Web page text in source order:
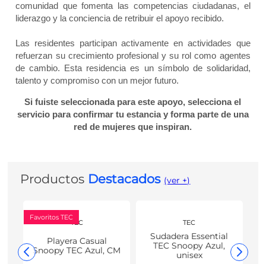
comunidad que fomenta las competencias ciudadanas, el
liderazgo y la conciencia de retribuir el apoyo recibido.
Las residentes participan activamente en actividades que
refuerzan su crecimiento profesional y su rol como agentes
de cambio. Esta residencia es un símbolo de solidaridad,
talento y compromiso con un mejor futuro.
Si fuiste seleccionada para este apoyo, selecciona el
servicio para confirmar tu estancia y forma parte de una
red de mujeres que inspiran.
Productos Destacados (ver +)
Favoritos TEC
TEC
Playera Casual
Snoopy TEC Azul, CM
TEC
Sudadera Essential
TEC Snoopy Azul,
unisex